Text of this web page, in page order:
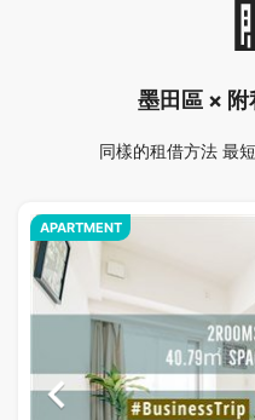
墨田區 ×
同樣的租借方法 最
APARTMENT